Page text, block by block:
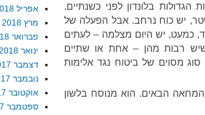
בלונדון לפני כשנתיים.
יש כוח נרחב. אבל הפעלה של
כמעט, יש היום מצלמה – לעתים
רבות מהן – אחת או שתיים
מסוים של ביטוח נגד אלימות
הבאים. הוא מנוסח בלשון
אפריל 2018
מרץ 2018
פברואר 2018
ינואר 2018
דצמבר 2017
נובמבר 2017
אוקטובר 2017
ספטמבר 2017